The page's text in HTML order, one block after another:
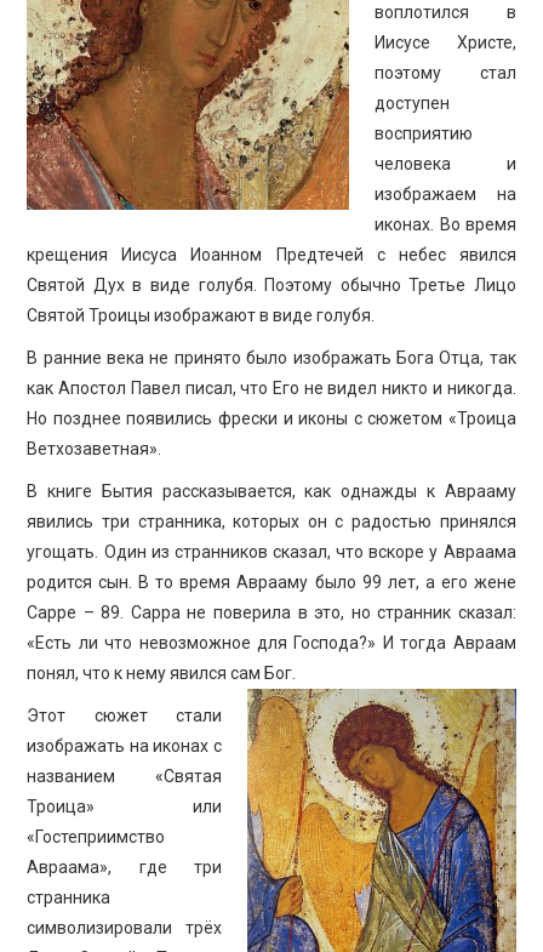
воплотился в
Иисусе Христе,
поэтому стал
доступен
восприятию
человека и
изображаем на
иконах. Во время
крещения Иисуса Иоанном Предтечей с небес явился
Святой Дух в виде голубя. Поэтому обычно Третье Лицо
Святой Троицы изображают в виде голубя.
В ранние века не принято было изображать Бога Отца, так
как Апостол Павел писал, что Его не видел никто и никогда.
Но позднее появились фрески и иконы с сюжетом «Троица
Ветхозаветная».
В книге Бытия рассказывается, как однажды к Аврааму
явились три странника, которых он с радостью принялся
угощать. Один из странников сказал, что вскоре у Авраама
родится сын. В то время Аврааму было 99 лет, а его жене
Сарре – 89. Сарра не поверила в это, но странник сказал:
«Есть ли что невозможное для Господа?» И тогда Авраам
понял, что к нему явился сам Бог.
Этот сюжет стали
изображать на иконах с
названием «Святая
Троица» или
«Гостеприимство
Авраама», где три
странника
символизировали трёх